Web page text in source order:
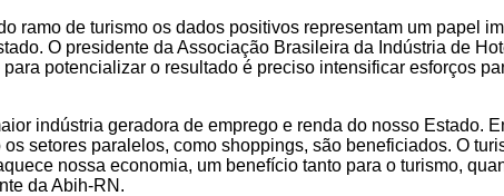
ramo de turismo os dados positivos representam um papel
O presidente da Associação Brasileira da Indústria de
potencializar o resultado é preciso intensificar esforços
indústria geradora de emprego e renda do nosso Estado.
setores paralelos, como shoppings, são beneficiados. O
nossa economia, um benefício tanto para o turismo,
da Abih-RN.